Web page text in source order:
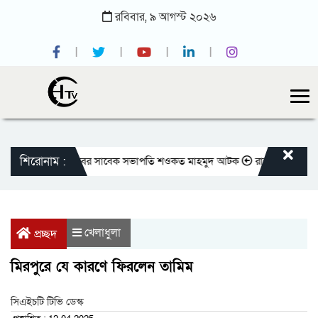
রবিবার,৯আগস্ট ২০২৬
শিরোনাম :
জাতীয় প্রেসক্লাবের সাবেক সভাপতি শওকত মাহমুদ আটক রাজবাড়ীতে বীর
প্রচ্ছদ খেলাধুলা
মিরপুরে যে কারণে ফিরলেন তামিম
সিএইচটি টিভি ডেস্ক